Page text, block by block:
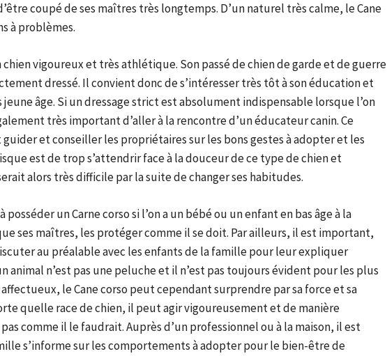
coupé de ses maîtres très longtemps. D’un naturel très calme, le Cane
à problèmes.
vigoureux et très athlétique. Son passé de chien de garde et de guerre
dressé. Il convient donc de s’intéresser très tôt à son éducation et
âge. Si un dressage strict est absolument indispensable lorsque l’on
très important d’aller à la rencontre d’un éducateur canin. Ce
et conseiller les propriétaires sur les bons gestes à adopter et les
est de trop s’attendrir face à la douceur de ce type de chien et
alors très difficile par la suite de changer ses habitudes.
posséder un Carne corso si l’on a un bébé ou un enfant en bas âge à la
ses maîtres, les protéger comme il se doit. Par ailleurs, il est important,
au préalable avec les enfants de la famille pour leur expliquer
animal n’est pas une peluche et il n’est pas toujours évident pour les plus
le Cane corso peut cependant surprendre par sa force et sa
quelle race de chien, il peut agir vigoureusement et de manière
comme il le faudrait. Auprès d’un professionnel ou à la maison, il est
s’informe sur les comportements à adopter pour le bien-être de